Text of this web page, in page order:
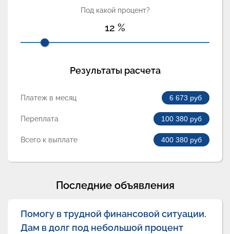
Под какой процент?
12 %
Результаты расчета
Платеж в месяц 6 673 руб
Переплата 100 380 руб
Всего к выплате 400 380 руб
Последние объявления
Помогу в трудной финансовой ситуации.
Дам в долг под небольшой процент